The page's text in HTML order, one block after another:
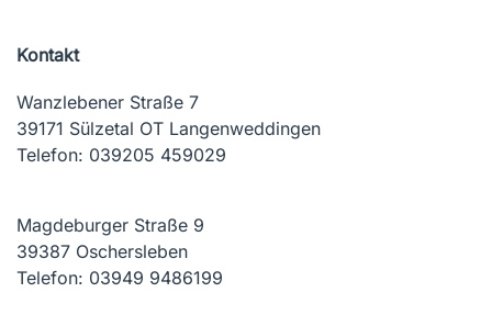
Kontakt
Wanzlebener Straße 7
39171 Sülzetal OT Langenweddingen
Telefon: 039205 459029
Magdeburger Straße 9
39387 Oschersleben
Telefon: 03949 9486199